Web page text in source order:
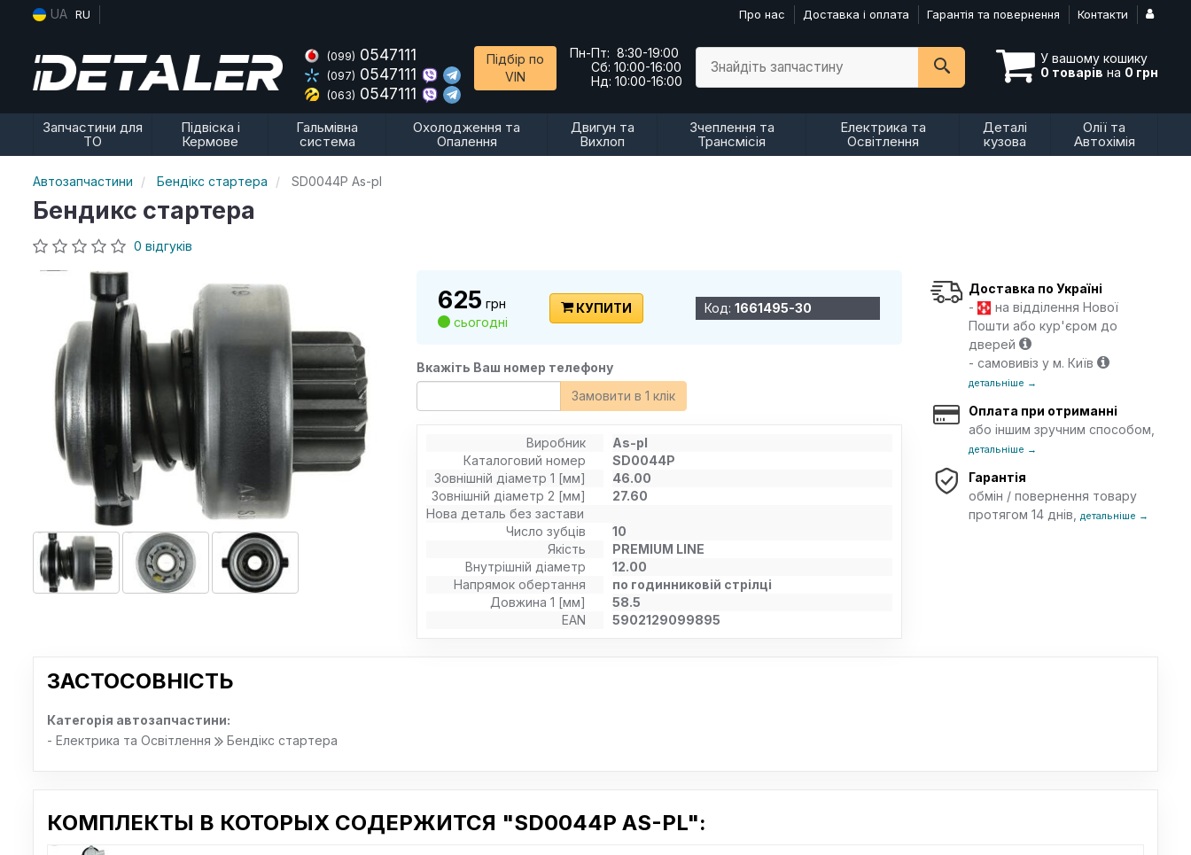
UA RU Про нас Доставка і оплата Гарантія та повернення Контакти
(099) 0547111
(097) 0547111
(063) 0547111
Підбір по
VIN
Пн-Пт: 8:30-19:00
Сб: 10:00-16:00
Нд: 10:00-16:00
У вашому кошику
0 товарів на 0 грн
Знайдіть запчастину
Запчастини для
ТО
Підвіска і
Кермове
Гальмівна
система
Охолодження та
Опалення
Двигун та
Вихлоп
Зчеплення та
Трансмісія
Електрика та
Освітлення
Деталі
кузова
Олії та
Автохімія
Автозапчастини Бендікс стартера SD0044P As-pl
Бендикс стартера
0 відгуків
625 грн
сьогодні
КУПИТИ Код:1661495-30
Вкажіть Ваш номер телефону
Замовити в 1 клік
Виробник
As-pl
Каталоговий номер
SD0044P
Зовнішній діаметр 1 [мм]
46.00
Зовнішній діаметр 2 [мм]
27.60
Нова деталь без застави
Число зубців
10
Якість
PREMIUM LINE
Внутрішній діаметр
12.00
Напрямок обертання
по годинниковій стрілці
Довжина 1 [мм]
58.5
EAN
5902129099895
Доставка по Україні
-
на відділення Нової
Пошти або кур'єром до
дверей
- самовивіз у м. Київ
детальніше →
Оплата при отриманні
або іншим зручним способом,
детальніше →
Гарантія
обмін / повернення товару
протягом 14 днів,детальніше →
ЗАСТОСОВНІСТЬ
Категорія автозапчастини:
- Електрика та Освітлення
Бендікс стартера
КОМПЛЕКТЫ В КОТОРЫХ СОДЕРЖИТСЯ "SD0044P AS-PL":